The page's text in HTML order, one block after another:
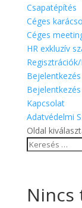
Csapatépítés
Céges
Céges
HR exkluzív
Kapcsolat
Adatvédelmi
Oldal
Nincs